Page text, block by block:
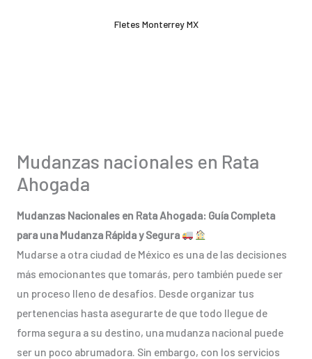
Fletes Monterrey MX
Mudanzas nacionales en Rata
Ahogada
Mudanzas Nacionales en Rata Ahogada: Guía Completa
para una Mudanza Rápida y Segura
Mudarse a otra ciudad de México es una de las decisiones
más emocionantes que tomarás, pero también puede ser
un proceso lleno de desafíos. Desde organizar tus
pertenencias hasta asegurarte de que todo llegue de
forma segura a su destino, una mudanza nacional puede
ser un poco abrumadora. Sin embargo, con los servicios